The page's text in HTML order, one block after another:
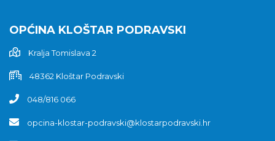
OPĆINA KLOŠTAR PODRAVSKI
Kralja Tomislava 2
48362 Kloštar Podravski
048/816 066
opcina-klostar-podravski@klostarpodravski.hr